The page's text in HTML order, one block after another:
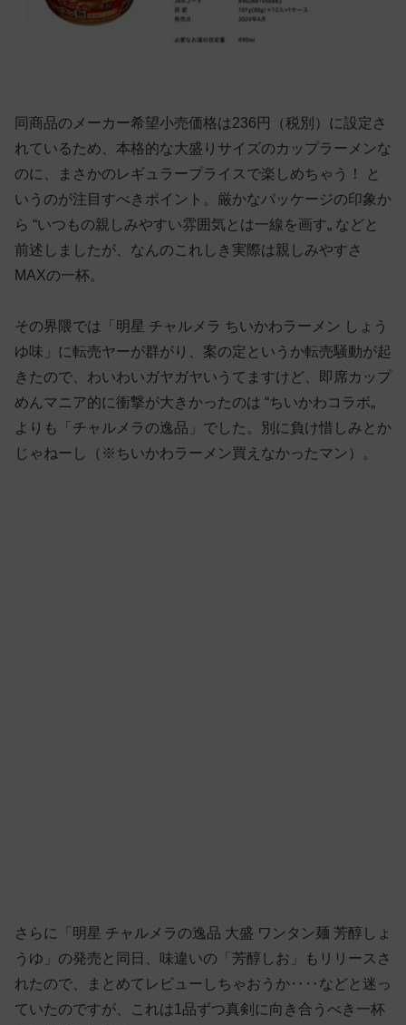
同商品のメーカー希望小売価格は236円（税別）に設定さ
れているため、本格的な大盛りサイズのカップラーメンな
のに、まさかのレギュラープライスで楽しめちゃう！ と
いうのが注目すべきポイント。厳かなパッケージの印象か
ら “いつもの親しみやすい雰囲気とは一線を画す„ などと
前述しましたが、なんのこれしき実際は親しみやすさ
MAXの一杯。
その界隈では「明星 チャルメラ ちいかわラーメン しょう
ゆ味」に転売ヤーが群がり、案の定というか転売騒動が起
きたので、わいわいガヤガヤいうてますけど、即席カップ
めんマニア的に衝撃が大きかったのは “ちいかわコラボ„
よりも「チャルメラの逸品」でした。別に負け惜しみとか
じゃねーし（※ちいかわラーメン買えなかったマン）。
さらに「明星 チャルメラの逸品 大盛 ワンタン麺 芳醇しょ
うゆ」の発売と同日、味違いの「芳醇しお」もリリースさ
れたので、まとめてレビューしちゃおうか‥‥などと迷っ
ていたのですが、これは1品ずつ真剣に向き合うべき一杯